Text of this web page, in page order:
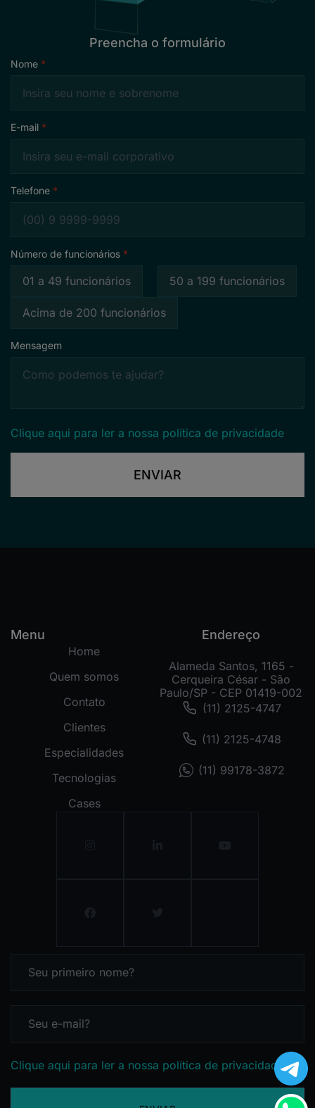
Preencha o formulário
Nome
E-mail
Telefone
Número de funcionários
01 a 49 funcionários 50 a 199 funcionários
Acima de 200 funcionários
Mensagem
Clique aqui para ler a nossa política de privacidade
ENVIAR
Menu
Home
Quem somos
Contato
Clientes
Especialidades
Tecnologias
Cases
Endereço
Alameda Santos, 1165 -
Cerqueira César - São
Paulo/SP - CEP 01419-002
(11) 2125-4747
(11) 2125-4748
(11) 99178-3872
Clique aqui para ler a nossa política de privacidade